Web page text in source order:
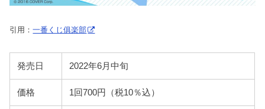
引用：一番くじ俱楽部
発売日 2022年6月中旬
価格 1回700円（税10％込）